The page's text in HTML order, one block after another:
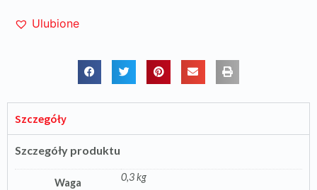
Ulubione
Szczegóły
Szczegóły produktu
Waga 0,3 kg